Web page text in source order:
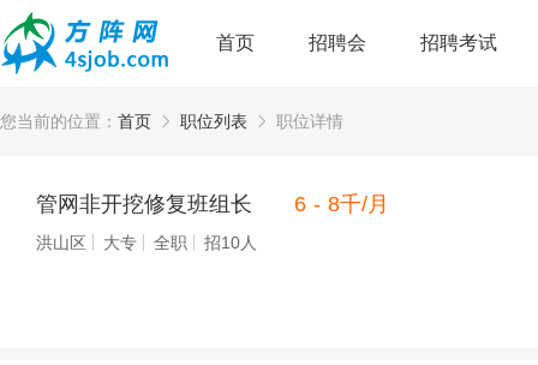
首页 招聘会 招聘考试
您当前的位置： 首页 职位列表 职位详情
管网非开挖修复班组长 6 - 8千/月
洪山区 大专 全职 招10人